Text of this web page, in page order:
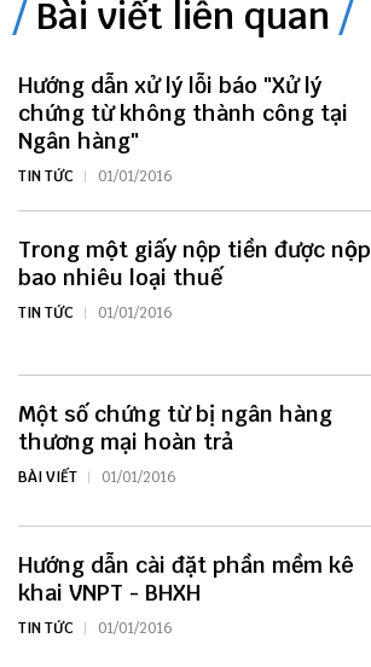
Bài viết liên quan
Hướng dẫn xử lý lỗi báo "Xử lý
chứng từ không thành công tại
Ngân hàng"
TIN TỨC 01/01/2016
Trong một giấy nộp tiền được nộp
bao nhiêu loại thuế
TIN TỨC 01/01/2016
Một số chứng từ bị ngân hàng
thương mại hoàn trả
BÀI VIẾT 01/01/2016
Hướng dẫn cài đặt phần mềm kê
khai VNPT - BHXH
TIN TỨC 01/01/2016